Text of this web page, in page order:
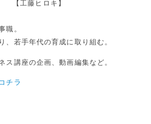
【工藤ヒロキ】
職。
、若手年代の育成に取り組む。
ス講座の企画、動画編集など。
チラ